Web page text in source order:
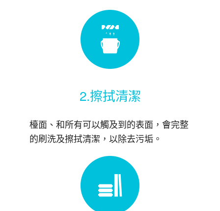
2.擦拭清潔
檯面、和所有可以觸及到的表面，會完整
的刷洗及擦拭清潔，以除去污垢。